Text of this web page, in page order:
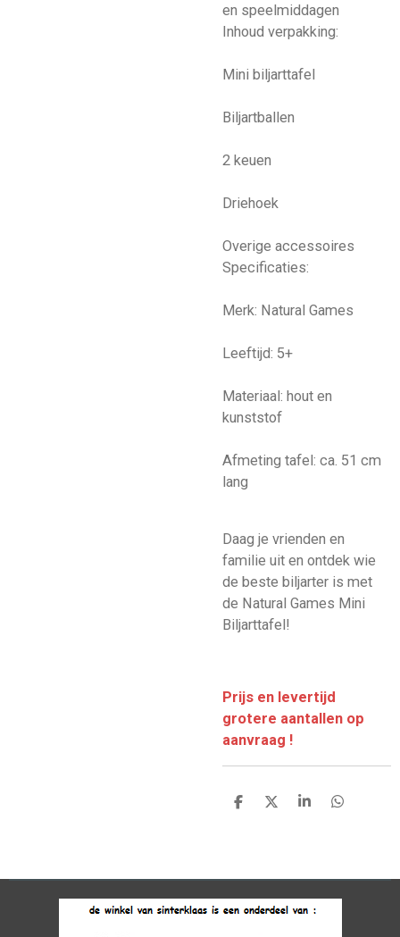
en speelmiddagen
Inhoud verpakking:
Mini biljarttafel
Biljartballen
2 keuen
Driehoek
Overige accessoires
Specificaties:
Merk: Natural Games
Leeftijd: 5+
Materiaal: hout en
kunststof
Afmeting tafel: ca. 51 cm
lang
Daag je vrienden en
familie uit en ontdek wie
de beste biljarter is met
de Natural Games Mini
Biljarttafel!
Prijs en levertijd
grotere aantallen op
aanvraag !
D
D
S
D